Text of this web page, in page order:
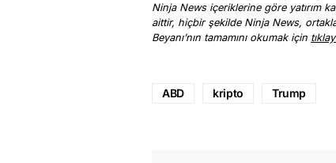
Ninja News içeriklerine göre yatırım
aittir, hiçbir şekilde Ninja News,
Beyanı’nın tamamını okumak için
ABD kripto Trump